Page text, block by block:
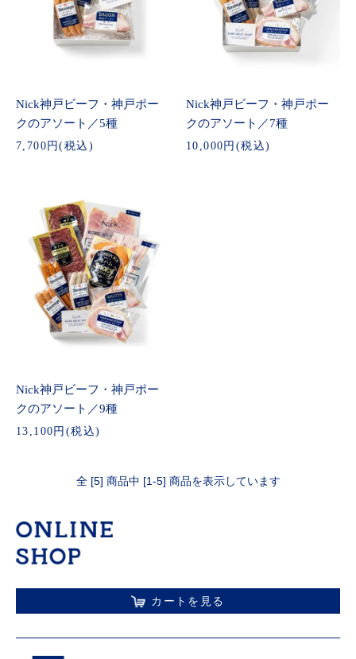
Nick神戸ビーフ・神戸ポー
クのアソート／5種
7,700円(税込)
Nick神戸ビーフ・神戸ポー
クのアソート／7種
10,000円(税込)
Nick神戸ビーフ・神戸ポー
クのアソート／9種
13,100円(税込)
全 [5] 商品中 [1-5] 商品を表示しています
カートを見る